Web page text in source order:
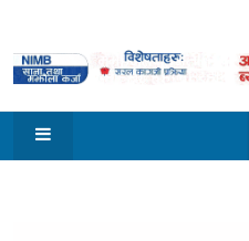
समाचार
विजनेश